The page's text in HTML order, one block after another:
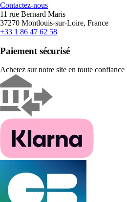
Contactez-nous
11 rue Bernard Maris
37270 Montlouis-sur-Loire, France
+33 1 86 47 62 58
Paiement sécurisé
Achetez sur notre site en toute confiance